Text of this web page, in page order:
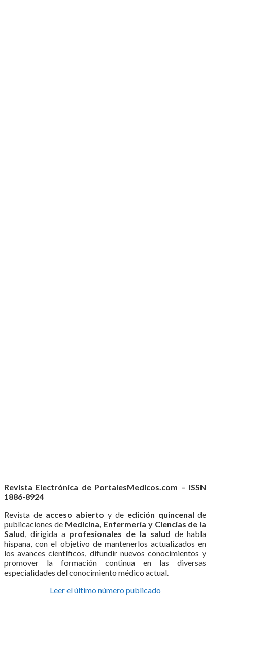
Revista Electrónica de PortalesMedicos.com – ISSN
1886-8924
Revista de acceso abierto y de edición quincenal de
publicaciones de Medicina, Enfermería y Ciencias de la
Salud , dirigida a profesionales de la salud de habla
hispana, con el objetivo de mantenerlos actualizados en
los avances científicos, difundir nuevos conocimientos y
promover la formación continua en las diversas
especialidades del conocimiento médico actual.
Leer el último número publicado